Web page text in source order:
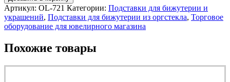
Артикул: OL-721 Категории: Подставки для бижутерии и
украшений, Подставки для бижутерии из оргстекла, Торговое
оборудование для ювелирного магазина
Похожие товары